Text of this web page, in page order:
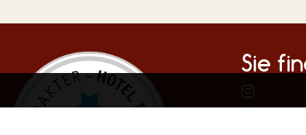
Sie